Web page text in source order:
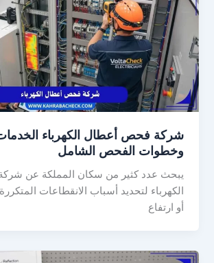
شركة فحص أعطال الكهرباء
وخطوات الفحص الشامل
يبحث عدد كثير من سكان المملكة عن
الكهرباء لتحديد أسباب الانقطاعات
أو ارتفاع